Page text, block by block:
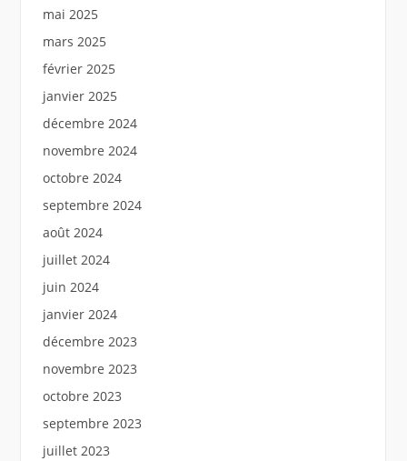
mai 2025
mars 2025
février 2025
janvier 2025
décembre 2024
novembre 2024
octobre 2024
septembre 2024
août 2024
juillet 2024
juin 2024
janvier 2024
décembre 2023
novembre 2023
octobre 2023
septembre 2023
juillet 2023